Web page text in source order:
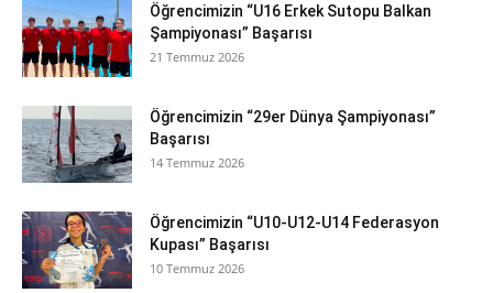
Öğrencimizin “U16 Erkek Sutopu Balkan
Şampiyonası” Başarısı
21 Temmuz 2026
Öğrencimizin “29er Dünya Şampiyonası”
Başarısı
14 Temmuz 2026
Öğrencimizin “U10-U12-U14 Federasyon
Kupası” Başarısı
10 Temmuz 2026